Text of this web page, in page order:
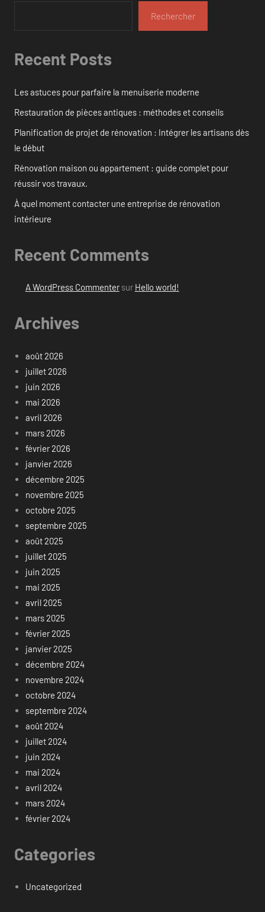
Rechercher
Recent Posts
Les astuces pour parfaire la menuiserie moderne
Restauration de pièces antiques : méthodes et conseils
Planification de projet de rénovation : Intégrer les artisans dès
le début
Rénovation maison ou appartement : guide complet pour
réussir vos travaux.
À quel moment contacter une entreprise de rénovation
intérieure
Recent Comments
A WordPress Commentersur Hello world!
Archives
août 2026
juillet 2026
juin 2026
mai 2026
avril 2026
mars 2026
février 2026
janvier 2026
décembre 2025
novembre 2025
octobre 2025
septembre 2025
août 2025
juillet 2025
juin 2025
mai 2025
avril 2025
mars 2025
février 2025
janvier 2025
décembre 2024
novembre 2024
octobre 2024
septembre 2024
août 2024
juillet 2024
juin 2024
mai 2024
avril 2024
mars 2024
février 2024
Categories
Uncategorized